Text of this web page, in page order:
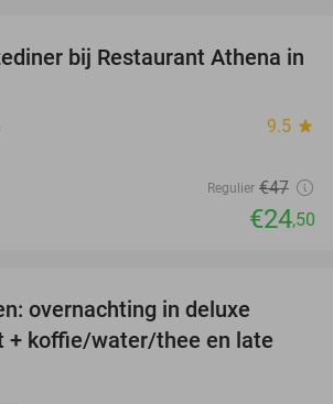
48%
bij Restaurant Athena in
9.5 star
Regulier €47
€24,50
overnachting in deluxe
+ koffie/water/thee en late